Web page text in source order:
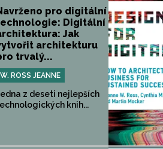
pro digitální
Digitální
Jak
architekturu
trvalý...
W. ROSS JEANNE
z deseti nejlepších
knih...